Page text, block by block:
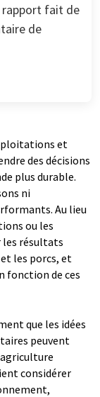
rapport fait de
de
et
des décisions
plus durable.
ni
Au lieu
ou les
les résultats
les porcs, et
fonction de ces
que les idées
peuvent
considérer